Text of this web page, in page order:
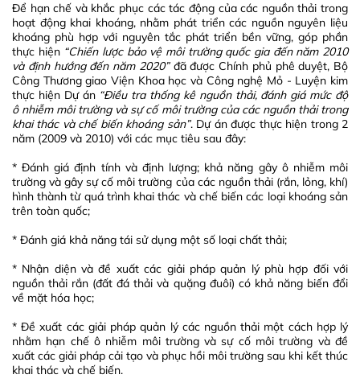
Để hạn chế và khắc phục các tác động của các nguồn thải trong
hoạt động khai khoáng, nhằm phát triển các nguồn nguyên liệu
khoáng phù hợp với nguyên tắc phát triển bền vững, góp phần
thực hiện “Chiến lược bảo vệ môi trường quốc gia đến năm 2010
và định hướng đến năm 2020”đã được Chính phủ phê duyệt, Bộ
Công Thương giao Viện Khoa học và Công nghệ Mỏ - Luyện kim
thực hiện Dự án “Điều tra thống kê nguồn thải, đánh giá mức độ
ô nhiễm môi trường và sự cố môi trường của các nguồn thải trong
khai thác và chế biến khoáng sản”. Dự án được thực hiện trong 2
năm (2009 và 2010) với các mục tiêu sau đây:
* Đánh giá định tính và định lượng; khả năng gây ô nhiễm môi
trường và gây sự cố môi trường của các nguồn thải (rắn, lỏng, khí)
hình thành từ quá trình khai thác và chế biến các loại khoáng sản
trên toàn quốc;
* Đánh giá khả năng tái sử dụng một số loại chất thải;
* Nhận diện và đề xuất các giải pháp quản lý phù hợp đối với
nguồn thải rắn (đất đá thải và quặng đuôi) có khả năng biến đổi
về mặt hóa học;
* Đề xuất các giải pháp quản lý các nguồn thải một cách hợp lý
nhằm hạn chế ô nhiễm môi trường và sự cố môi trường và đề
xuất các giải pháp cải tạo và phục hồi môi trường sau khi kết thúc
khai thác và chế biến.